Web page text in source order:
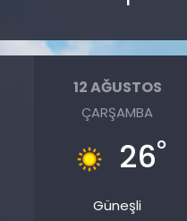
12 AĞUSTOS
ÇARŞAMBA
26°
Güneşli